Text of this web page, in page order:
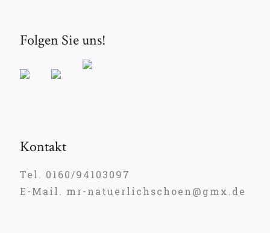
Folgen Sie uns!
Kontakt
Tel. 0160/94103097
E-Mail. mr-natuerlichschoen@gmx.de